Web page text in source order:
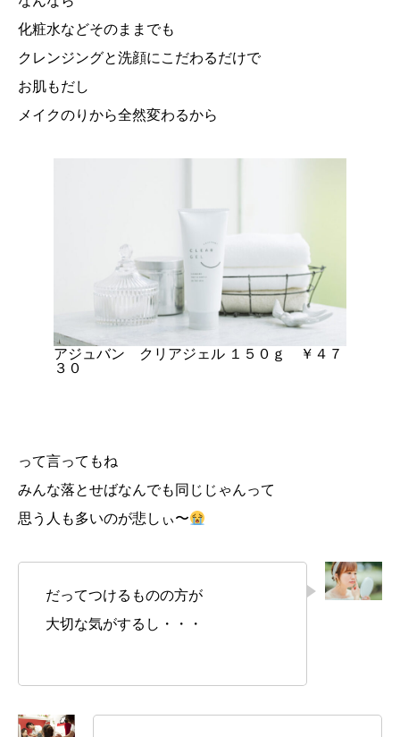
化粧水などそのままでも
クレンジングと洗顔にこだわるだけで
お肌もだし
メイクのりから全然変わるから
アジュバン クリアジェル １５０ｇ ￥４７
３０
って言ってもね
みんな落とせばなんでも同じじゃんって
思う人も多いのが悲しぃ〜
だってつけるものの方が
大切な気がするし・・・